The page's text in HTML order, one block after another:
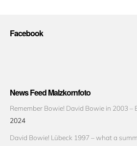
Facebook
News Feed Malzkornfoto
Remember Bowie! David Bowie in 2003 –
2024
David Bowie! Lübeck 1997 – what a